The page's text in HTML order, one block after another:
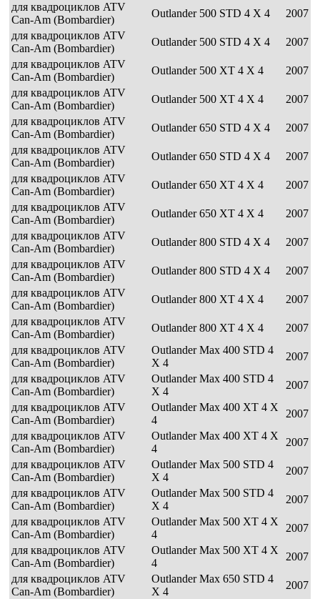
для квадроциклов ATV
Can-Am (Bombardier)
Outlander 500 STD 4 X 4
2007
для квадроциклов ATV
Can-Am (Bombardier)
Outlander 500 STD 4 X 4
2007
для квадроциклов ATV
Can-Am (Bombardier)
Outlander 500 XT 4 X 4
2007
для квадроциклов ATV
Can-Am (Bombardier)
Outlander 500 XT 4 X 4
2007
для квадроциклов ATV
Can-Am (Bombardier)
Outlander 650 STD 4 X 4
2007
для квадроциклов ATV
Can-Am (Bombardier)
Outlander 650 STD 4 X 4
2007
для квадроциклов ATV
Can-Am (Bombardier)
Outlander 650 XT 4 X 4
2007
для квадроциклов ATV
Can-Am (Bombardier)
Outlander 650 XT 4 X 4
2007
для квадроциклов ATV
Can-Am (Bombardier)
Outlander 800 STD 4 X 4
2007
для квадроциклов ATV
Can-Am (Bombardier)
Outlander 800 STD 4 X 4
2007
для квадроциклов ATV
Can-Am (Bombardier)
Outlander 800 XT 4 X 4
2007
для квадроциклов ATV
Can-Am (Bombardier)
Outlander 800 XT 4 X 4
2007
для квадроциклов ATV
Can-Am (Bombardier)
Outlander Max 400 STD 4
X 4
2007
для квадроциклов ATV
Can-Am (Bombardier)
Outlander Max 400 STD 4
X 4
2007
для квадроциклов ATV
Can-Am (Bombardier)
Outlander Max 400 XT 4 X
4
2007
для квадроциклов ATV
Can-Am (Bombardier)
Outlander Max 400 XT 4 X
4
2007
для квадроциклов ATV
Can-Am (Bombardier)
Outlander Max 500 STD 4
X 4
2007
для квадроциклов ATV
Can-Am (Bombardier)
Outlander Max 500 STD 4
X 4
2007
для квадроциклов ATV
Can-Am (Bombardier)
Outlander Max 500 XT 4 X
4
2007
для квадроциклов ATV
Can-Am (Bombardier)
Outlander Max 500 XT 4 X
4
2007
для квадроциклов ATV
Can-Am (Bombardier)
Outlander Max 650 STD 4
X 4
2007